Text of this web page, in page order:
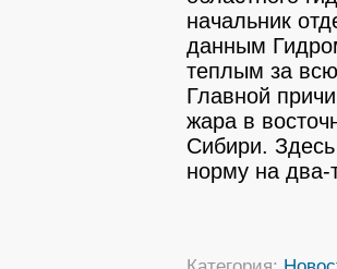
начальник
данным
теплым за
Главной
жара в
Сибири.
норму на два-